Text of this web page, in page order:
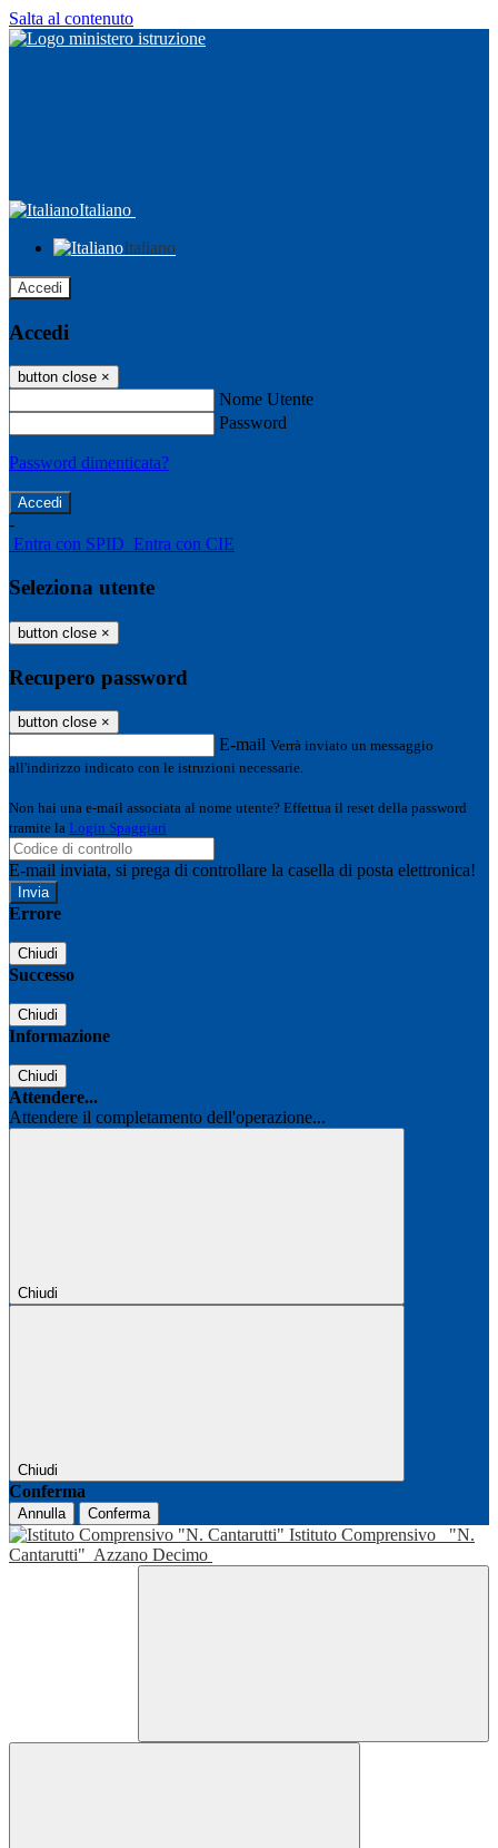
Salta al contenuto
Italiano
Italiano
Accedi
Accedi
button close ×
Nome Utente
Password
Password dimenticata?
-
Entra con SPID Entra con CIE
Seleziona utente
button close ×
Recupero password
button close ×
E-mail Verrà inviato un messaggio
all'indirizzo indicato con le istruzioni necessarie.
Non hai una e-mail associata al nome utente? Effettua il reset della password
tramite la Login Spaggiari
E-mail inviata, si prega di controllare la casella di posta elettronica!
Errore
Chiudi
Successo
Chiudi
Informazione
Chiudi
Attendere...
Attendere il completamento dell'operazione...
Chiudi
Chiudi
Conferma
Annulla Conferma
Istituto Comprensivo
"N.
Cantarutti" Azzano Decimo